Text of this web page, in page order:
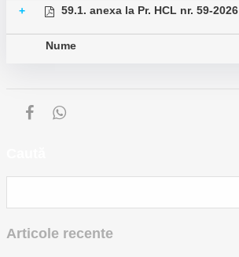
+ 59.1. anexa la Pr. HCL nr. 59-2026
Nume
Articole recente